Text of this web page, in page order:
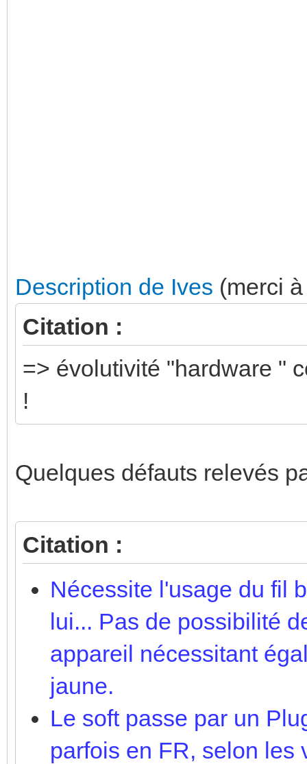
Description de Ives (merci
Citation :
=> évolutivité "hardware "
!
Quelques défauts relevés
Citation :
Nécessite l'usage du fil
lui... Pas de possibilité
appareil nécessitant
jaune.
Le soft passe par un
parfois en FR, selon les